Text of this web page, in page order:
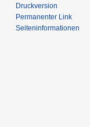
Druckversion
Permanenter Link
Seiten­­informationen